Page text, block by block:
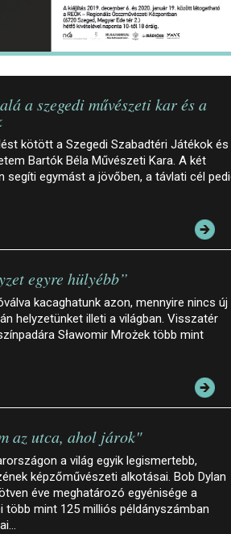
a szegedi művészeti kar és a
kötött a Szegedi Szabadtéri Játékok és
Bartók Béla Művészeti Kara. A két
segíti egymást a jövőben, a távlati cél
egyre hülyébb”
kacaghatunk azon, mennyire nincs új
helyzetünket illeti a világban. Visszatér
Sławomir Mrożek több mint
az utca, ahol járok"
a világ egyik legismertebb,
képzőművészeti alkotásai. Bob Dylan
éve meghatározó egyénisége a
több mint 125 milliós példányszámban